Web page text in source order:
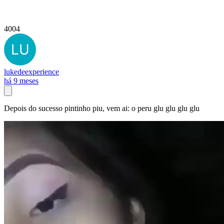
4004
lukedeexperience
há 9 meses
Depois do sucesso pintinho piu, vem ai: o peru glu glu glu glu